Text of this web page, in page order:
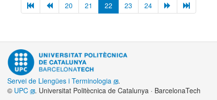
20 21 22 23 24
Servei de Llengües i Terminologia
.
© UPC . Universitat Politècnica de Catalunya · BarcelonaTech